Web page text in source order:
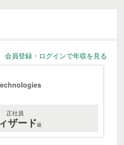
会員登録・ログインで年収を見る
正社員
ザード級